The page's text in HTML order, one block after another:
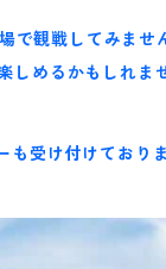
で観戦してみませ
しめるかもしれま
も受け付けており